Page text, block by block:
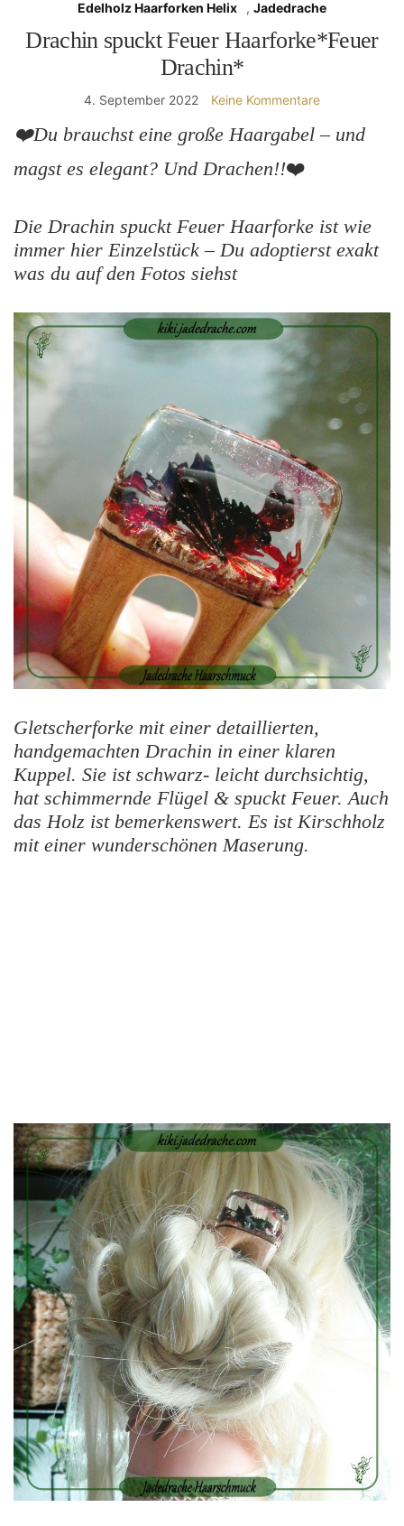
Edelholz Haarforken Helix , Jadedrache
Drachin spuckt Feuer Haarforke*Feuer
Drachin*
4. September 2022 Keine Kommentare
❤️Du brauchst eine große Haargabel – und
magst es elegant? Und Drachen!!❤️
Die Drachin spuckt Feuer Haarforke ist wie
immer hier Einzelstück – Du adoptierst exakt
was du auf den Fotos siehst
Gletscherforke mit einer detaillierten,
handgemachten Drachin in einer klaren
Kuppel. Sie ist schwarz- leicht durchsichtig,
hat schimmernde Flügel & spuckt Feuer. Auch
das Holz ist bemerkenswert. Es ist Kirschholz
mit einer wunderschönen Maserung.